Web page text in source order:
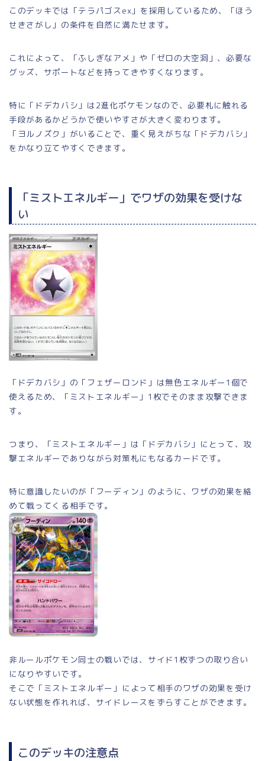
このデッキでは「テラパゴスex」を採用しているため、「ほう
せきさがし」の条件を自然に満たせます。
これによって、「ふしぎなアメ」や「ゼロの大空洞」、必要な
グッズ、サポートなどを持ってきやすくなります。
特に「ドデカバシ」は2進化ポケモンなので、必要札に触れる
手段があるかどうかで使いやすさが大きく変わります。
「ヨルノズク」がいることで、重く見えがちな「ドデカバシ」
をかなり立てやすくできます。
「ミストエネルギー」でワザの効果を受けな
い
「ドデカバシ」の「フェザーロンド」は無色エネルギー1個で
使えるため、「ミストエネルギー」1枚でそのまま攻撃できま
す。
つまり、「ミストエネルギー」は「ドデカバシ」にとって、攻
撃エネルギーでありながら対策札にもなるカードです。
特に意識したいのが「フーディン」のように、ワザの効果を絡
めて戦ってくる相手です。
非ルールポケモン同士の戦いでは、サイド1枚ずつの取り合い
になりやすいです。
そこで「ミストエネルギー」によって相手のワザの効果を受け
ない状態を作れれば、サイドレースをずらすことができます。
このデッキの注意点